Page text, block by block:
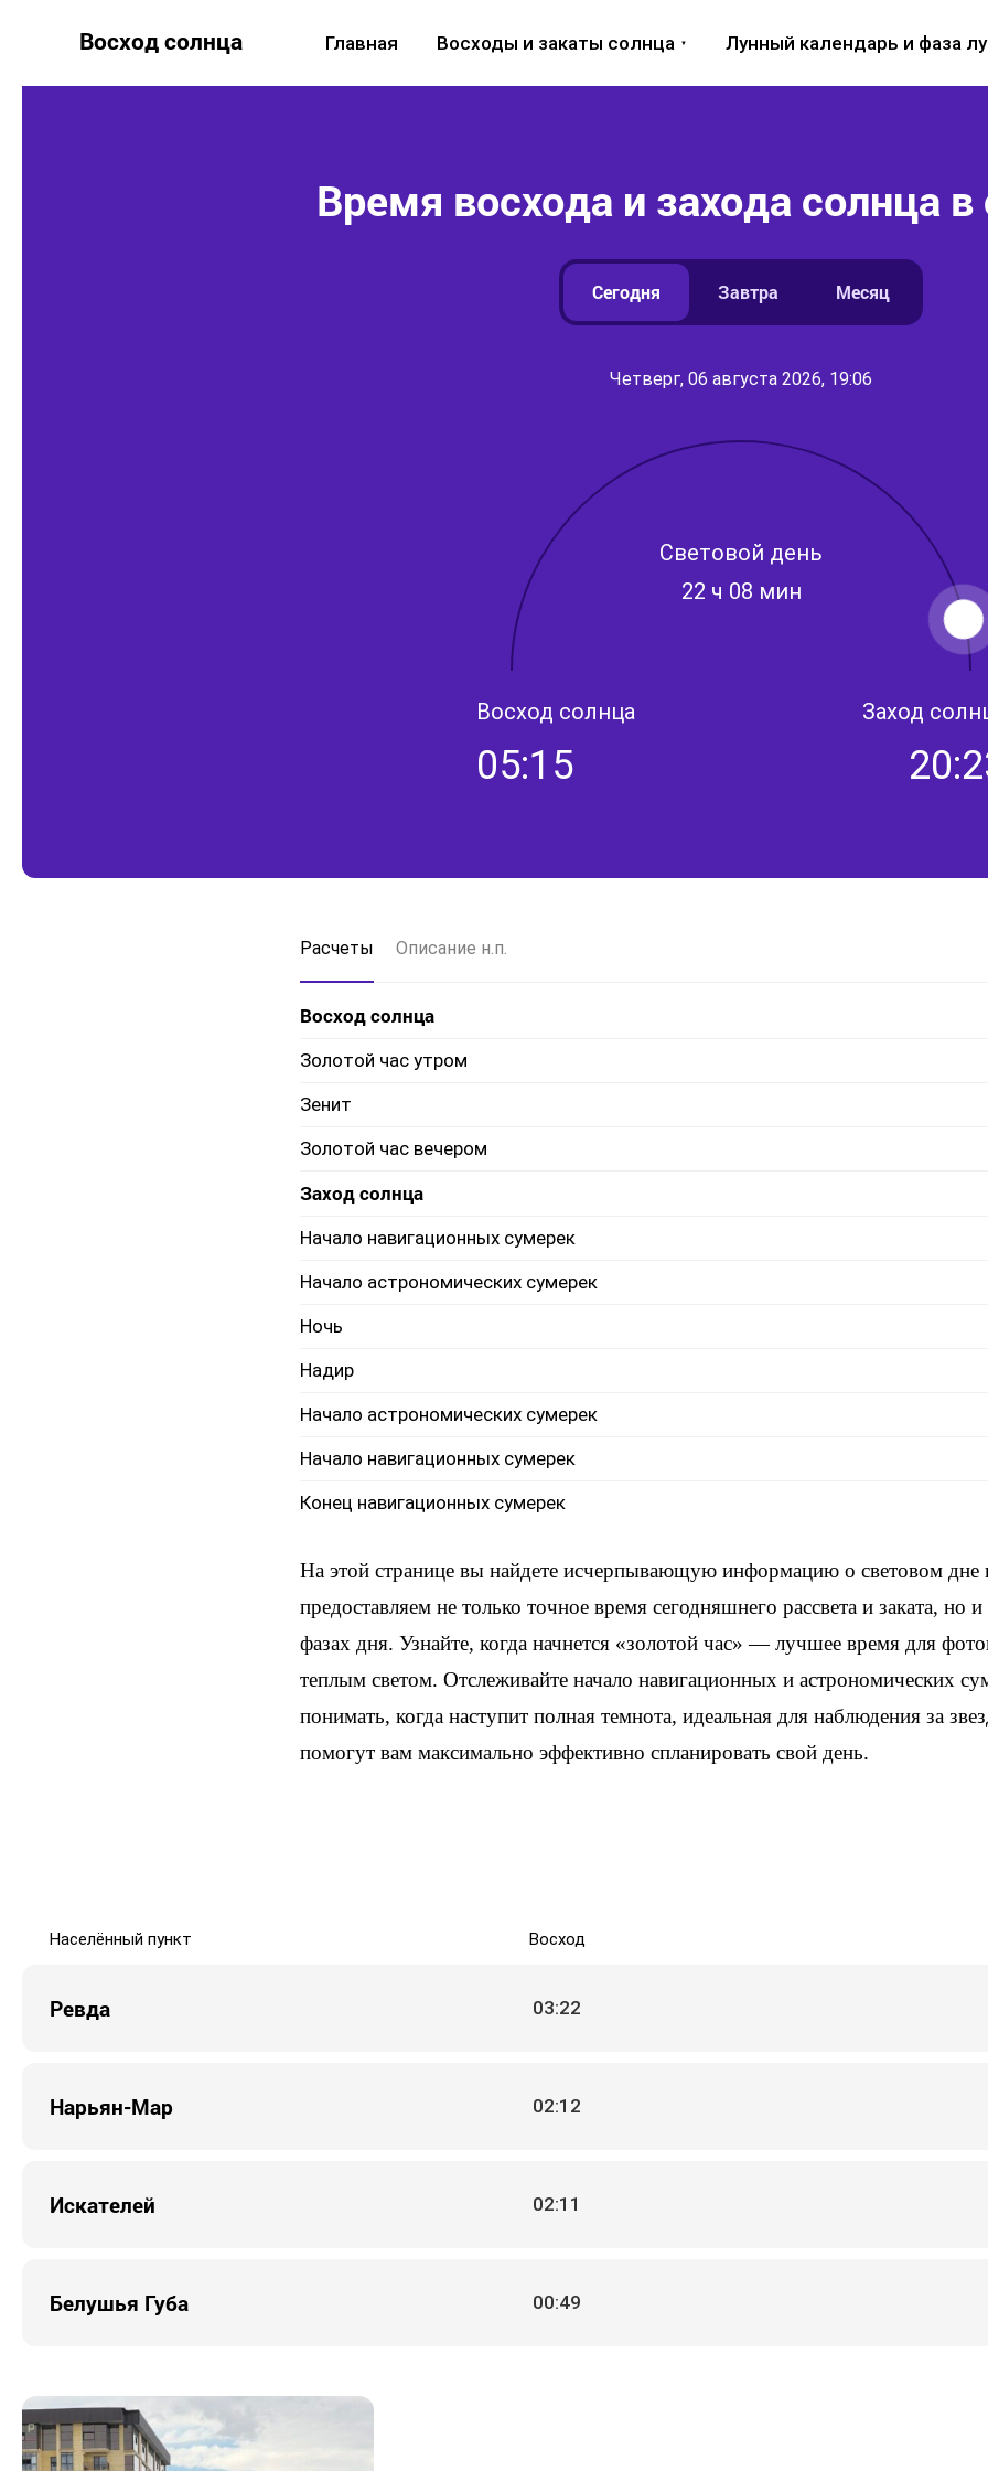
Восход солнца Главная Восходы и закаты солнца Лунный календарь и фаза
Время восхода и захода солнца в
Сегодня Завтра Месяц
Четверг, 06 августа 2026, 19:06
Световой день
22 ч 08 мин
Восход солнца
05:15
Заход
Расчеты Описание н.п.
Восход солнца
Золотой час утром
Зенит
Золотой час вечером
Заход солнца
Начало навигационных сумерек
Начало астрономических сумерек
Ночь
Надир
Начало астрономических сумерек
Начало навигационных сумерек
Конец навигационных сумерек
На этой странице вы найдете исчерпывающую информацию о световом
предоставляем не только точное время сегодняшнего рассвета и заката, но
фазах дня. Узнайте, когда начнется «золотой час» — лучшее время для
теплым светом. Отслеживайте начало навигационных и астрономических
понимать, когда наступит полная темнота, идеальная для наблюдения за
помогут вам максимально эффективно спланировать свой день.
Населённый пункт Восход
Ревда 03:22
Нарьян-Мар 02:12
Искателей 02:11
Белушья Губа 00:49